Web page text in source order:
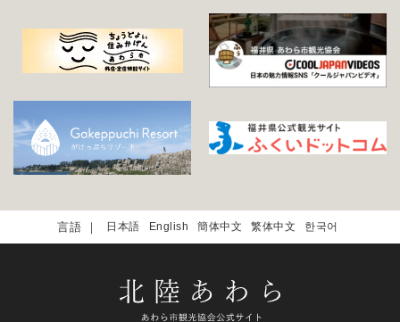
日本語 English 簡体中文 繁体中文 한국어